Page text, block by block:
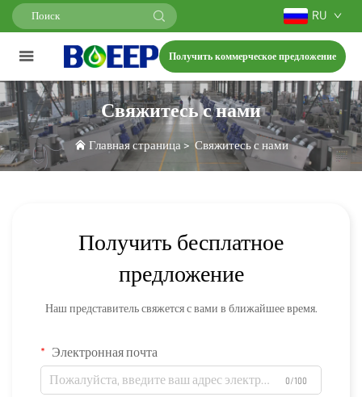
RU
Получить коммерческое предложение
Свяжитесь с нами
Главная страница> Свяжитесь с нами
Получить бесплатное
предложение
Наш представитель свяжется с вами в ближайшее время.
Электронная почта
0/100